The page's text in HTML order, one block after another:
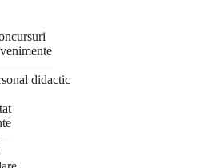
didactic